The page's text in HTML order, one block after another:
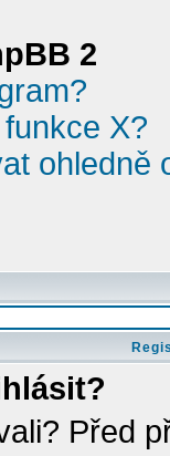
2
X?
Před